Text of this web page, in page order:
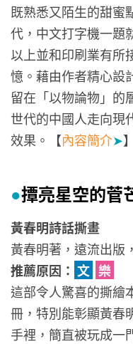
既熟悉又陌生的甜蜜
代，中文打字機一題
以上並和印刷業有所
憶。藉由作者精心設
留在「以物論物」的
世代的中國人走向現
效果。【內容簡介➤】
●撢亮星空的菅
黃春明詩話撕畫
黃春明著，遠流出版
推薦原因： 文 樂
這部令人驚喜的撕繪
冊，特別能彰顯黃春
手裡，簡直被玩成一